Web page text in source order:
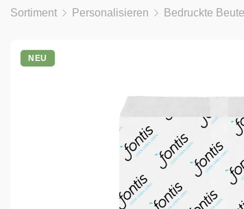
Sortiment Personalisieren Bedruckte Beutel
NEU